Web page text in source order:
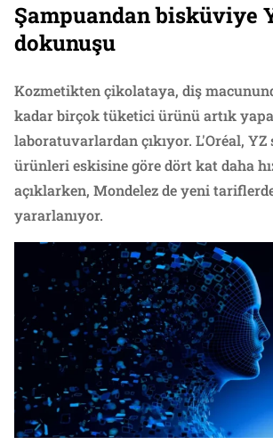
Şampuandan bisküviye
dokunuşu
Kozmetikten çikolataya, diş
kadar birçok tüketici ürünü artık
laboratuvarlardan çıkıyor. L'Oréal, YZ
ürünleri eskisine göre dört kat daha
açıklarken, Mondelez de yeni
yararlanıyor.